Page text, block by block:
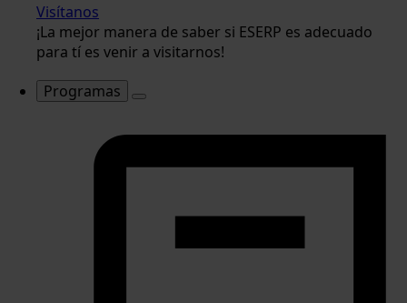
Visítanos
¡La mejor manera de saber si ESERP es adecuado
para tí es venir a visitarnos!
Programas